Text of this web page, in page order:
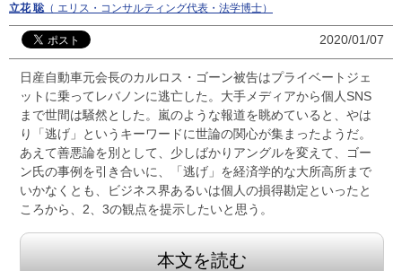
立花 聡 （ エリス・コンサルティング代表・法学博士）
2020/01/07
日産自動車元会長のカルロス・ゴーン被告はプライベートジェ
ットに乗ってレバノンに逃亡した。大手メディアから個人SNS
まで世間は騒然とした。嵐のような報道を眺めていると、やは
り「逃げ」というキーワードに世論の関心が集まったようだ。
あえて善悪論を別として、少しばかりアングルを変えて、ゴー
ン氏の事例を引き合いに、「逃げ」を経済学的な大所高所まで
いかなくとも、ビジネス界あるいは個人の損得勘定といったと
ころから、2、3の観点を提示したいと思う。
本文を読む